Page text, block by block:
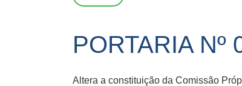
PORTARIA Nº
Altera a constituição da Comissão